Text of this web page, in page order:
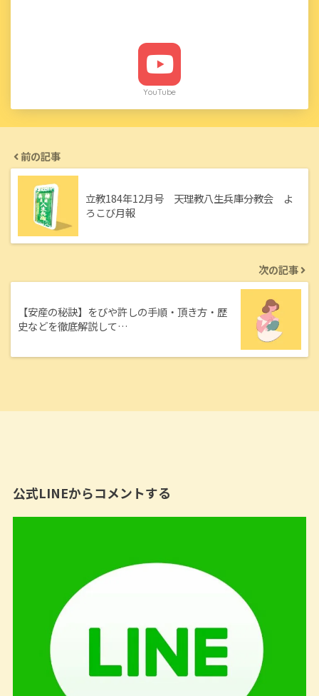
YouTube
前の記事
立教184年12月号 天理教八生兵庫分教会 よ
ろこび月報
次の記事
【安産の秘訣】をびや許しの手順・頂き方・歴
史などを徹底解説して…
公式LINEからコメントする